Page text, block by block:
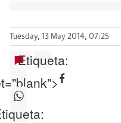
Tuesday, 13 May 2014, 07:25
Etiqueta: